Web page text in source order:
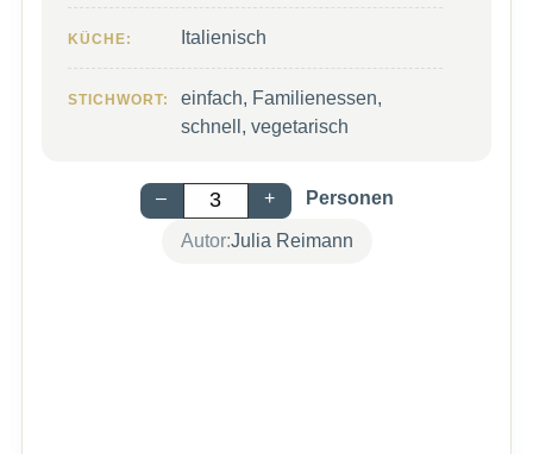
KÜCHE: Italienisch
STICHWORT:
einfach, Familienessen,
schnell, vegetarisch
– + Personen
Autor:Julia Reimann